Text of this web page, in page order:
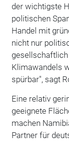
der wichtigste
politischen
Handel mit
nicht nur
Klimawandels
spürbar", sagt
Eine relativ
geeignete
machen
Partner für